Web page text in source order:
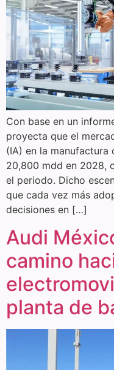
Con base en un
proyecta que el
(IA) en la
20,800 mdd en 2028,
el periodo. Dicho
que cada vez más
decisiones en […]
Audi
camino
planta de